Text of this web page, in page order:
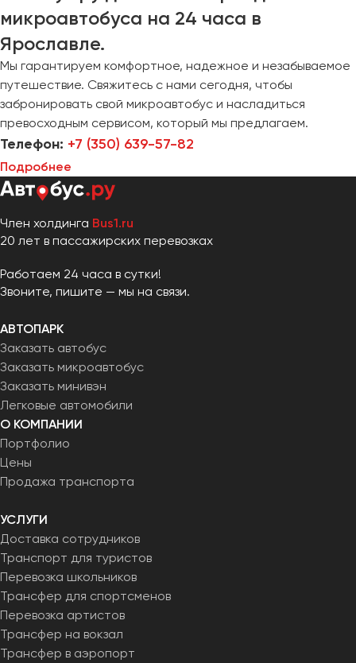
микроавтобуса на 24 часа в
Ярославле.
Мы гарантируем комфортное, надежное и незабываемое
путешествие. Свяжитесь с нами сегодня, чтобы
забронировать свой микроавтобус и насладиться
превосходным сервисом, который мы предлагаем.
Телефон: +7 (350) 639-57-82
Подробнее
Член холдинга Bus1.ru
20 лет в пассажирских перевозках
Работаем 24 часа в сутки!
Звоните, пишите — мы на связи.
АВТОПАРК
Заказать автобус
Заказать микроавтобус
Заказать минивэн
Легковые автомобили
О КОМПАНИИ
Портфолио
Цены
Продажа транспорта
УСЛУГИ
Доставка сотрудников
Транспорт для туристов
Перевозка школьников
Трансфер для спортсменов
Перевозка артистов
Трансфер на вокзал
Трансфер в аэропорт